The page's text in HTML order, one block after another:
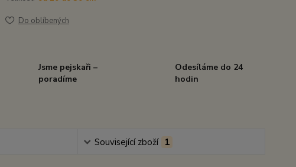
Do oblíbených
Jsme pejskaři –
poradíme
Odesíláme do 24
hodin
Související zboží 1